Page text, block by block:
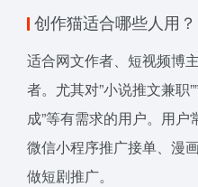
创作猫适合哪些人用？
适合网文作者、短视频博
者。尤其对”小说推文兼职
成”等有需求的用户。用户
微信小程序推广接单、漫
做短剧推广。